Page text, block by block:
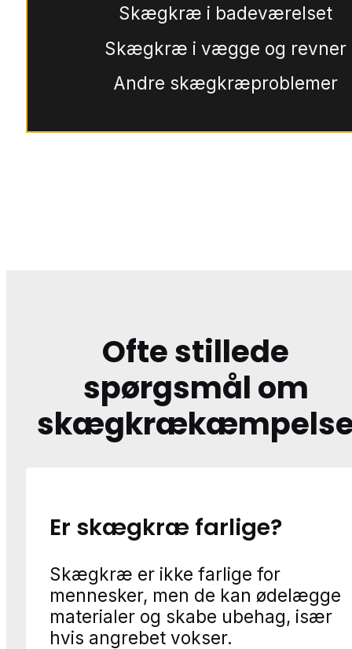
Skægkræ i badeværelset
Skægkræ i vægge og revner
Andre skægkræproblemer
Ofte stillede
spørgsmål om
Er skægkræ farlige?
Skægkræ er ikke farlige for
mennesker, men de kan ødelægge
materialer og skabe ubehag, især
hvis angrebet vokser.